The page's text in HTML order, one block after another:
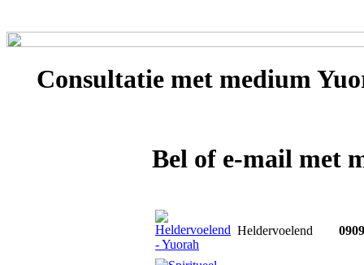
Consultatie met medium
Bel of e-mail met
Heldervoelend